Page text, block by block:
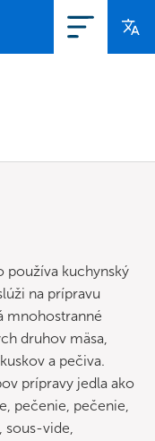
používa kuchynský
na prípravu
mnohostranné
druhov mäsa,
a pečiva.
prípravy jedla ako
pečenie, pečenie,
sous-vide,